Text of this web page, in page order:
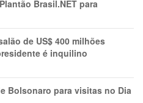
Brasil.NET para
de US$ 400 milhões
é inquilino
Bolsonaro para visitas no Dia